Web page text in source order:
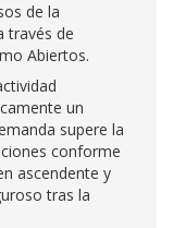
de la
través de
Abiertos.
un
supere la
conforme
ascendente y
tras la